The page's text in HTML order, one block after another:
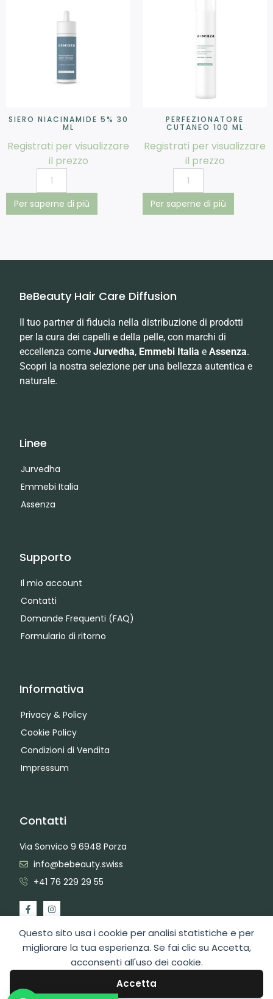
Questo sito usa i cookie per analisi statistiche e per
migliorare la tua esperienza. Se fai clic su Accetta,
acconsenti all'uso dei cookie.
Accetta
SIERO NIACINAMIDE 5% 30
ML
Registrati per visualizzare
il prezzo
Per saperne di più
PERFEZIONATORE
CUTANEO 100 ML
Registrati per visualizzare
il prezzo
Per saperne di più
BeBeauty Hair Care Diffusion
Il tuo partner di fiducia nella distribuzione di prodotti
per la cura dei capelli e della pelle, con marchi di
eccellenza come Jurvedha, Emmebi Italia e Assenza.
Scopri la nostra selezione per una bellezza autentica e
naturale.
Linee
Jurvedha
Emmebi Italia
Assenza
Supporto
Il mio account
Contatti
Domande Frequenti (FAQ)
Formulario di ritorno
Informativa
Privacy & Policy
Cookie Policy
Condizioni di Vendita
Impressum
Contatti
Via Sonvico 9 6948 Porza
info@bebeauty.swiss
+41 76 229 29 55
2026 Copyright BeBeauty Hair Care Diffusion Sagl